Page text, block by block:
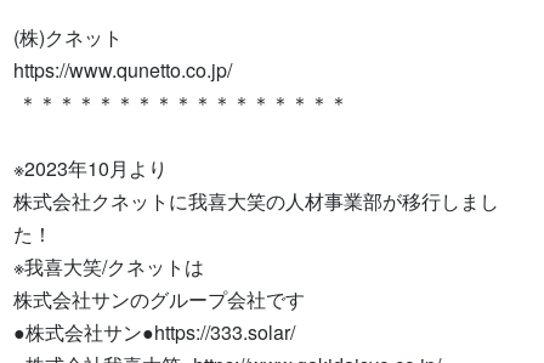
(株)クネット
https://www.qunetto.co.jp/
※2023年10月より
株式会社クネットに我喜大笑の人材事業部が移行しまし
た！
※我喜大笑/クネットは
株式会社サンのグループ会社です
●株式会社サン●https://333.solar/